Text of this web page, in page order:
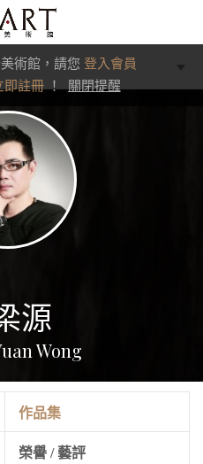
術館，請您 登入會員
即註冊！ 關閉提醒
源
Wong
作品集
榮譽 / 藝評